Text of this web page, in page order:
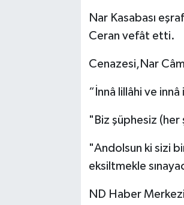
Nar Kasabası
Ceran vefât etti.
Cenazesi,Nar
“İnnâ lillâhi ve innâ
"Biz şüphesiz
"Andolsun ki sizi
eksiltmekle
ND Haber